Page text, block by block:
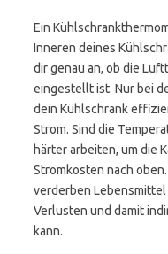
Ein
Inneren deines
dir genau an, ob die
eingestellt ist. Nur bei
dein Kühlschrank
Strom. Sind die
härter arbeiten, um die
Stromkosten nach
verderben
Verlusten und damit
kann.